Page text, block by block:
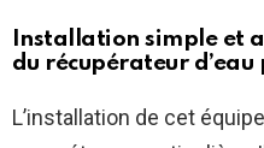
Installation simple et
du récupérateur d’eau
L’installation de cet